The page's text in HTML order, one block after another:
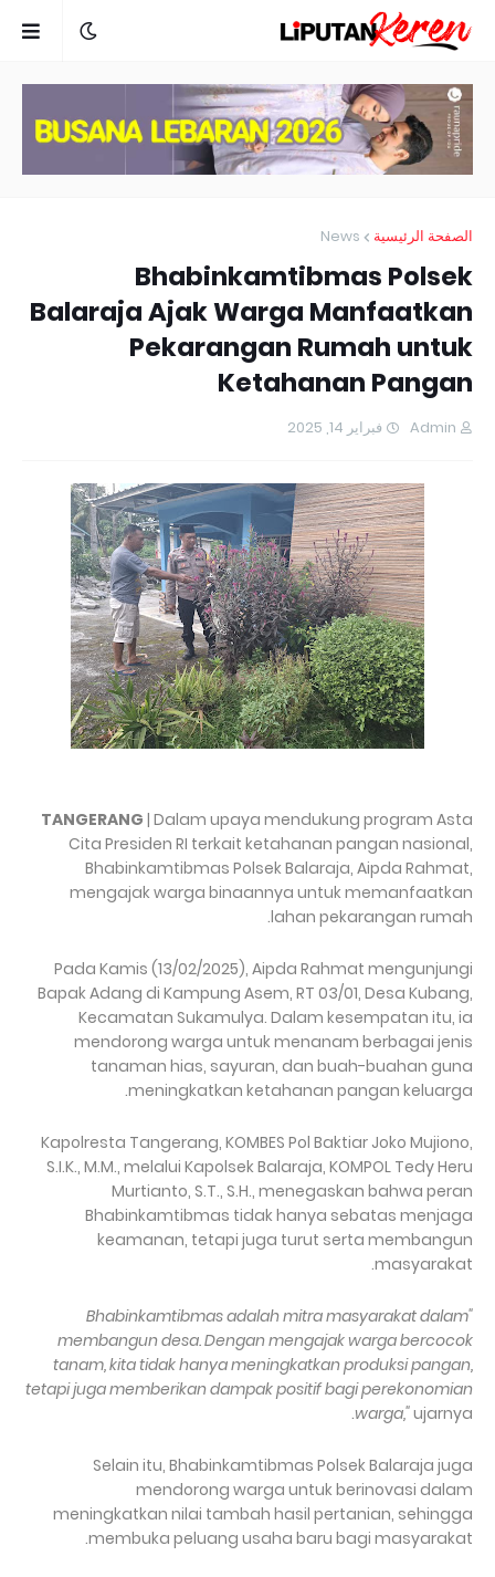
الصفحة الرئيسية News
Bhabinkamtibmas Polsek
Balaraja Ajak Warga Manfaatkan
Pekarangan Rumah untuk
Ketahanan Pangan
Admin فبراير 14, 2025
TANGERANG | Dalam upaya mendukung program Asta
Cita Presiden RI terkait ketahanan pangan nasional,
Bhabinkamtibmas Polsek Balaraja, Aipda Rahmat,
mengajak warga binaannya untuk memanfaatkan
lahan pekarangan rumah.
Pada Kamis (13/02/2025), Aipda Rahmat mengunjungi
Bapak Adang di Kampung Asem, RT 03/01, Desa Kubang,
Kecamatan Sukamulya. Dalam kesempatan itu, ia
mendorong warga untuk menanam berbagai jenis
tanaman hias, sayuran, dan buah-buahan guna
meningkatkan ketahanan pangan keluarga.
Kapolresta Tangerang, KOMBES Pol Baktiar Joko Mujiono,
S.I.K., M.M., melalui Kapolsek Balaraja, KOMPOL Tedy Heru
Murtianto, S.T., S.H., menegaskan bahwa peran
Bhabinkamtibmas tidak hanya sebatas menjaga
keamanan, tetapi juga turut serta membangun
masyarakat.
"Bhabinkamtibmas adalah mitra masyarakat dalam
membangun desa. Dengan mengajak warga bercocok
tanam, kita tidak hanya meningkatkan produksi pangan,
tetapi juga memberikan dampak positif bagi perekonomian
warga,"ujarnya.
Selain itu, Bhabinkamtibmas Polsek Balaraja juga
mendorong warga untuk berinovasi dalam
meningkatkan nilai tambah hasil pertanian, sehingga
membuka peluang usaha baru bagi masyarakat.